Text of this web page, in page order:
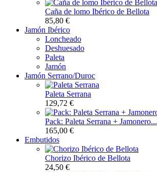
Caña de lomo Ibérico de Bellota
85,80 €
Jamón Ibérico
Loncheado
Deshuesado
Paleta
Jamón
Jamón Serrano/Duroc
Paleta Serrana
129,72 €
Pack: Paleta Serrana + Jamonero...
165,00 €
Embutidos
Chorizo Ibérico de Bellota
24,50 €